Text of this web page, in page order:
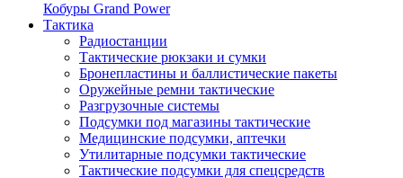
Кобуры Grand Power
Тактика
Радиостанции
Тактические рюкзаки и сумки
Бронепластины и баллистические пакеты
Оружейные ремни тактические
Разгрузочные системы
Подсумки под магазины тактические
Медицинские подсумки, аптечки
Утилитарные подсумки тактические
Тактические подсумки для спецсредств